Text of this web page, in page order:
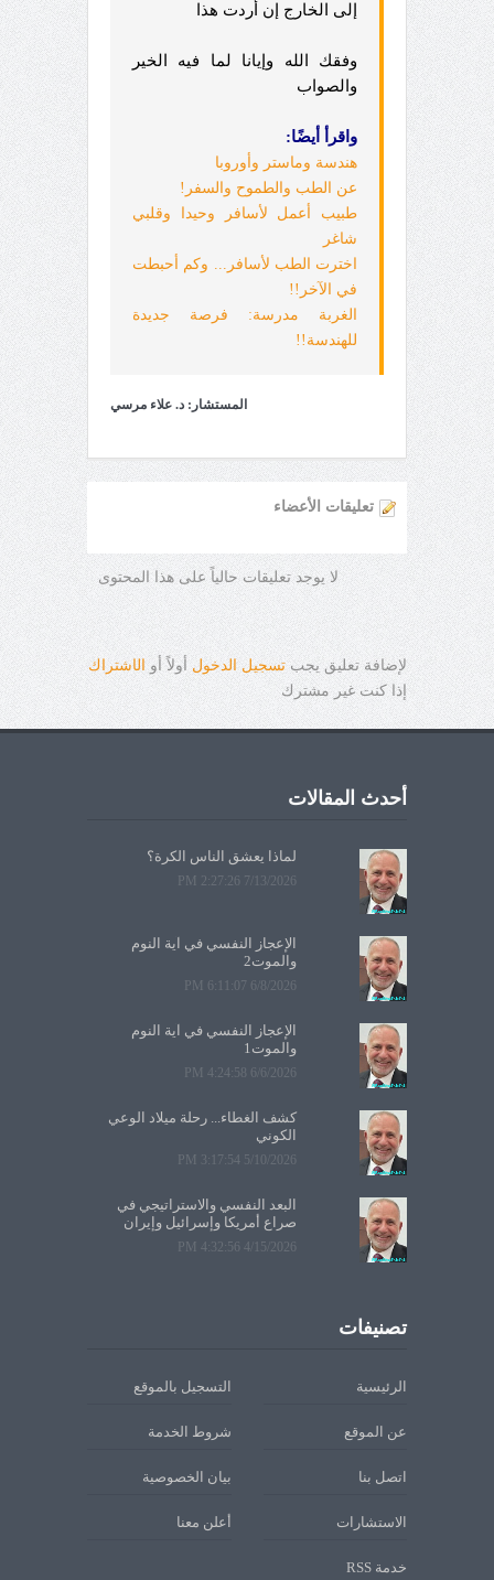
إلى الخارج إن أردت هذا
وفقك الله وإيانا لما فيه الخير
والصواب
واقرأ أيضًا:
هندسة وماستر وأوروبا
عن الطب والطموح والسفر!
طبيب أعمل لأسافر وحيدا وقلبي
شاغر
اخترت الطب لأسافر... وكم أحبطت
في الآخر!!
الغربة مدرسة: فرصة جديدة
للهندسة!!
المستشار: د. علاء مرسي
تعليقات الأعضاء
لا يوجد تعليقات حالياً على هذا المحتوى
لإضافة تعليق يجب تسجيل الدخول أولاً أو الاشتراك
إذا كنت غير مشترك
أحدث المقالات
لماذا يعشق الناس الكرة؟
7/13/2026 2:27:26 PM
الإعجاز النفسي في آية النوم
والموت2
6/8/2026 6:11:07 PM
الإعجاز النفسي في آية النوم
والموت1
6/6/2026 4:24:58 PM
كشف الغطاء... رحلة ميلاد الوعي
الكوني
5/10/2026 3:17:54 PM
البعد النفسي والاستراتيجي في
صراع أمريكا وإسرائيل وإيران
4/15/2026 4:32:56 PM
تصنيفات
الرئيسية التسجيل بالموقع
عن الموقع شروط الخدمة
اتصل بنا بيان الخصوصية
الاستشارات أعلن معنا
خدمة RSS